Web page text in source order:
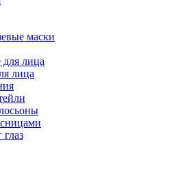
маски
лица
лица
глаз